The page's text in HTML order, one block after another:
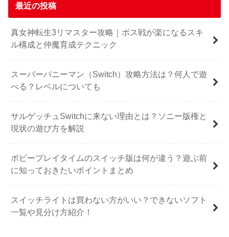
最近の投稿
真女神転生3リマスター攻略｜ボス戦が楽になるスキ
ル構成と仲魔育成テクニック
スーパーバニーマン（Switch）攻略方法は？何人で遊
べる？レベルについても
サルゲッチュSwitchに来ない理由とは？ソニー版権と
現状の遊び方を解説
ポピープレイタイムのスイッチ版は何が違う？遊ぶ前
に知っておきたいポイントまとめ
スイッチライトは買わない方がいい？できないソフト
一覧や見分け方紹介！